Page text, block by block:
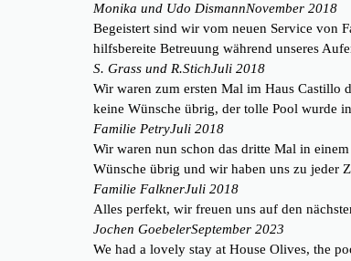
Monika und Udo DismannNovember 2018
Begeistert sind wir vom neuen Service von
hilfsbereite Betreuung während unseres
S. Grass und R.StichJuli 2018
Wir waren zum ersten Mal im Haus Castillo
keine Wünsche übrig, der tolle Pool wurde
Familie PetryJuli 2018
Wir waren nun schon das dritte Mal in
Wünsche übrig und wir haben uns zu jeder
Familie FalknerJuli 2018
Alles perfekt, wir freuen uns auf den
Jochen GoebelerSeptember 2023
We had a lovely stay at House Olives, the